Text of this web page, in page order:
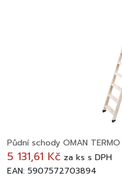
Půdní schody OMAN
5 131,61 Kč za ks s DPH
EAN: 5907572703894